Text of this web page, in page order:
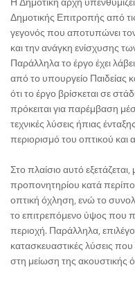
Δημοτικής Επιτροπής από
γεγονός που αποτυπώνει
και την ανάγκη ενίσχυσης
Παράλληλα το έργο έχει
από το υπουργείο Παιδείας
ότι το έργο βρίσκεται σε
πρόκειται για παρέμβαση
τεχνικές λύσεις ήπιας
περιορισμό του οπτικού
Στο πλαίσιο αυτό
προπονητηρίου κατά
οπτική όχληση, ενώ το
το επιτρεπόμενο ύψος που
περιοχή. Παράλληλα,
κατασκευαστικές λύσεις
στη μείωση της ακουστικής